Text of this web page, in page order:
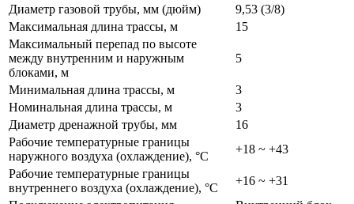
Диаметр газовой трубы, мм (дюйм)
9,53 (3/8)
Максимальная длина трассы, м
15
Максимальный перепад по высоте
между внутренним и наружным
блоками, м
5
Минимальная длина трассы, м
3
Номинальная длина трассы, м
3
Диаметр дренажной трубы, мм
16
Рабочие температурные границы
наружного воздуха (охлаждение), °C
+18 ~ +43
Рабочие температурные границы
внутреннего воздуха (охлаждение), °C
+16 ~ +31